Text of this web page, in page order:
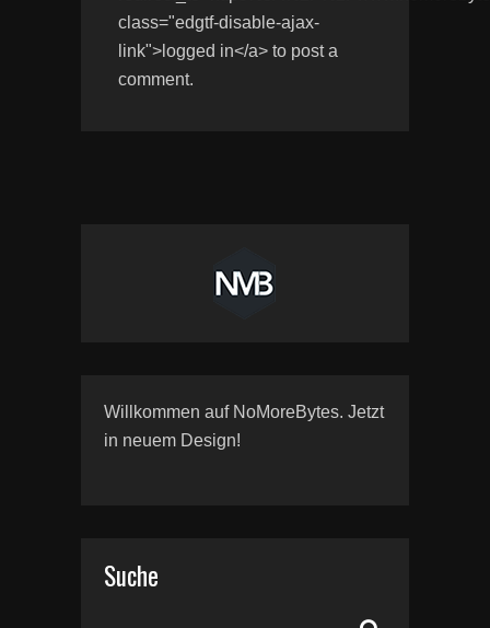
class="edgtf-disable-ajax-
link">logged in</a> to post a
comment.
Willkommen auf NoMoreBytes. Jetzt
in neuem Design!
Suche